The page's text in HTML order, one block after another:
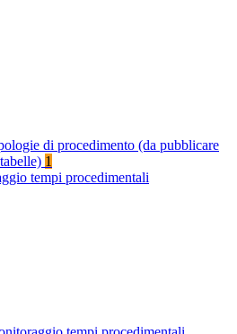
di procedimento (da pubblicare
1
tempi procedimentali